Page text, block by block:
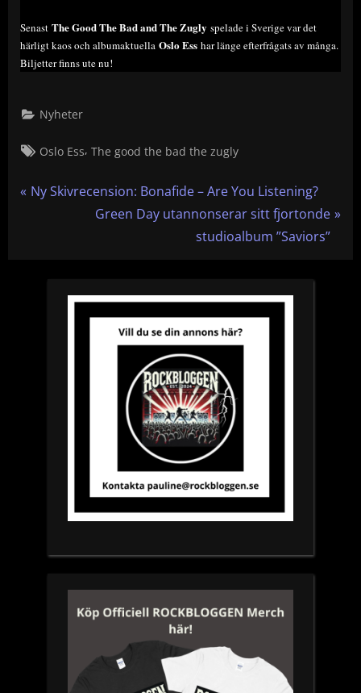
Senast The Good The Bad and The Zugly spelade i Sverige var det
härligt kaos och albumaktuella Oslo Ess har länge efterfrågats av många.
Biljetter finns ute nu!
Nyheter
Tags:
Oslo Ess,The good the bad the zugly
P
Ny Skivrecension: Bonafide – Are You Listening?
N
P
Green Day utannonserar sitt fjortonde
studioalbum ”Saviors”